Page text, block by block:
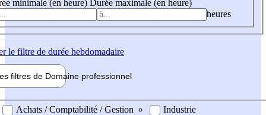
minimale (en heure) Durée maximale (en heure)
heures
le filtre de durée hebdomadaire
filtres de Domaine professionnel
professionel
Achats / Comptabilité / Gestion
Industrie